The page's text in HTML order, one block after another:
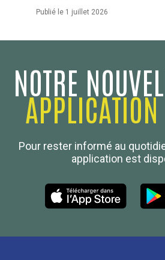
Publié le 1 juillet 2026
NOTRE
Pour rester informé au
application est
Boulanger de France
Les Nouvelles de la Boulangerie-
27, av d’Eylau - 75782 Paris Cédex 16
01 53 70 16 25